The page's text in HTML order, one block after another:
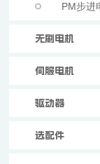
PM步进
无刷电机
伺服电机
驱动器
选配件